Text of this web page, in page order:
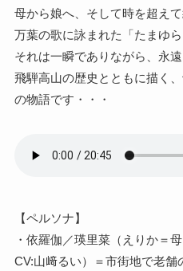
母から娘へ、そして時を超えて
万葉の歌に詠まれた「たまゆ
それは一瞬でありながら、永遠
飛騨高山の歴史とともに描く
の物語です・・・
【ペルソナ】
・依羅伽／瑛里菜（えりか＝
CV:山﨑るい）＝市街地で老舗